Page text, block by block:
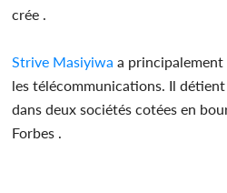
crée .
Strive Masiyiwa a
les télécommunications. Il
dans deux sociétés cotées en
Forbes .